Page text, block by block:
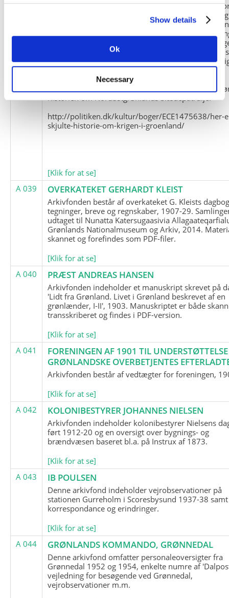
Show details
Ok
Necessary
Slædepatrulje med Eli Knudsen som medlem og
og Marius Jensen som medlem. Marius Jensens
befinder sig i Militärhistorisches Museum i Dresden
(Tyskland). Kopierne af Friedrich Littmanns
klausuleret iht. aftalen med giveren og Franz
Kontakt venligst Arktisk Instituts ledelse i
brugen af materialet til studie- og
formål.
Nedenunder findes et link til en presseartikel
historien om Nordøstgrønlands Slædepatrulje:
http://politiken.dk/kultur/boger/ECE1475638/her-
skjulte-historie-om-krigen-i-groenland/
[Klik for at se]
A 039
OVERKATEKET GERHARDT KLEIST
Arkivfonden består af overkateket G. Kleists
tegninger, breve og regnskaber, 1907-29.
udtaget til Nunatta Katersugaasivia
Grønlands Nationalmuseum og Arkiv, 2014.
skannet og forefindes som PDF-filer.
[Klik for at se]
A 040
PRÆST ANDREAS HANSEN
Arkivfonden indeholder et manuskript skrevet på
'Lidt fra Grønland. Livet i Grønland beskrevet af en
grønlænder, I-II', 1903. Manuskriptet er både
transskriberet og findes i PDF-version.
[Klik for at se]
A 041
FORENINGEN AF 1901 TIL
GRØNLANDSKE OVERBETJENTES
Arkivfonden består af vedtægter for foreningen,
[Klik for at se]
A 042
KOLONIBESTYRER JOHANNES NIELSEN
Arkivfonden indeholder kolonibestyrer Nielsens
ført 1912-20 og en oversigt over bygnings- og
brændvæsen baseret bl.a. på Instrux af 1873.
[Klik for at se]
A 043
IB POULSEN
Denne arkivfond indeholder vejrobservationer på
stationen Gurreholm i Scoresbysund 1937-38 samt
korrespondance og erindringer.
[Klik for at se]
A 044
GRØNLANDS KOMMANDO, GRØNNEDAL
Denne arkivfond omfatter personaleoversigter fra
Grønnedal 1952 og 1954, enkelte numre af
vejledning for besøgende ved Grønnedal,
vejrobservationer m.m.